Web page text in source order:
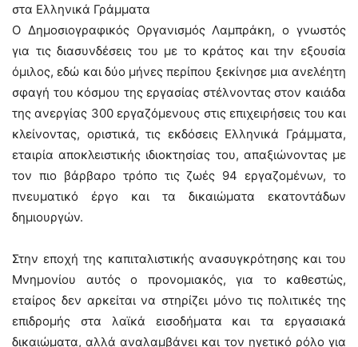
στα Ελληνικά Γράμματα
O Δημοσιογραφικός Οργανισμός Λαμπράκη, ο γνωστός
για τις διασυνδέσεις του με το κράτος και την εξουσία
όμιλος, εδώ και δύο μήνες περίπου ξεκίνησε μια ανελέητη
σφαγή του κόσμου της εργασίας στέλνοντας στον καιάδα
της ανεργίας 300 εργαζόμενους στις επιχειρήσεις του και
κλείνοντας, οριστικά, τις εκδόσεις Ελληνικά Γράμματα,
εταιρία αποκλειστικής ιδιοκτησίας του, απαξιώνοντας με
τον πιο βάρβαρο τρόπο τις ζωές 94 εργαζομένων, το
πνευματικό έργο και τα δικαιώματα εκατοντάδων
δημιουργών.
Στην εποχή της καπιταλιστικής ανασυγκρότησης και του
Μνημονίου αυτός ο προνομιακός, για το καθεστώς,
εταίρος δεν αρκείται να στηρίζει μόνο τις πολιτικές της
επιδρομής στα λαϊκά εισοδήματα και τα εργασιακά
δικαιώματα, αλλά αναλαμβάνει και τον ηγετικό ρόλο για